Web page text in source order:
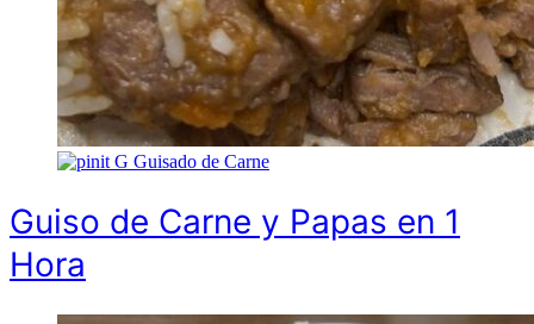
G Guisado de Carne
Guiso de Carne y Papas en 1
Hora